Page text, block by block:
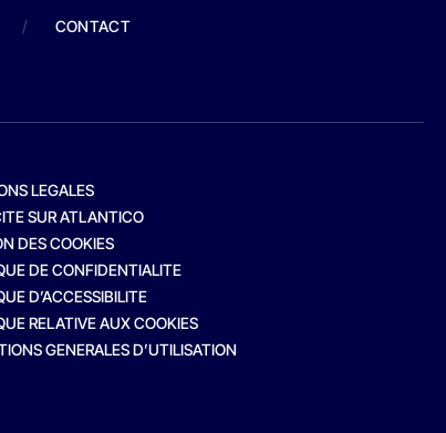
/ CONTACT
LEGALES
SUR ATLANTICO
DES COOKIES
DE CONFIDENTIALITE
D’ACCESSIBILITE
RELATIVE AUX COOKIES
GENERALES D’UTILISATION